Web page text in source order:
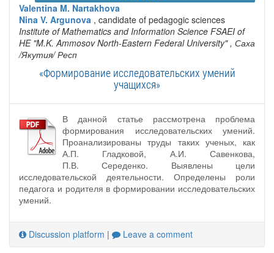
Valentina M. Nartakhova
Nina V. Argunova , candidate of pedagogic sciences
Institute of Mathematics and Information Science FSAEI of
HE "M.K. Ammosov North-Eastern Federal University" , Саха
/Якутия/ Респ
«Формирование исследовательских умений
учащихся»
В данной статье рассмотрена проблема
формирования исследовательских умений.
Проанализированы труды таких ученых, как
А.П. Гладковой, А.И. Савенкова,
П.В. Середенко. Выявлены цели
исследовательской деятельности. Определены роли
педагога и родителя в формировании исследовательских
умений.
Discussion platform | Leave a comment